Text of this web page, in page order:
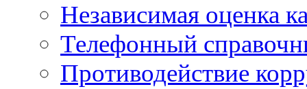
Независимая оценка
Телефонный
Противодействие